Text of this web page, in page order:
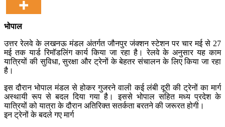
भोपाल
उत्तर रेलवे के लखनऊ मंडल अंतर्गत जौनपुर जंक्शन स्टेशन पर चार मई से 27
मई तक यार्ड रिमॉडलिंग कार्य किया जा रहा है। रेलवे के अनुसार यह काम
यात्रियों की सुविधा, सुरक्षा और ट्रेनों के बेहतर संचालन के लिए किया जा रहा
है।
इस दौरान भोपाल मंडल से होकर गुजरने वाली कई लंबी दूरी की ट्रेनों का मार्ग
अस्थायी रूप से बदल दिया गया है। इससे भोपाल सहित मध्य प्रदेश के
यात्रियों को यात्रा के दौरान अतिरिक्त सतर्कता बरतने की जरूरत होगी।
इन ट्रेनों के बदले गए मार्ग